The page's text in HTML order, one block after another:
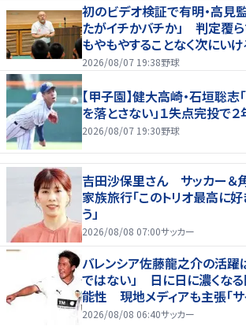
初のビデオ検証で有明・高見
たがイチかバチか」 判定覆ら
もやもやすることなく次にいけ
2026/08/07 19:38野球
【甲子園】健大高崎・石垣聡志
を落とさない」１失点完投で
2026/08/07 19:30野球
吉田沙保里さん サッカー＆
家族旅行「このトリオ最高に好
う」
2026/08/08 07:00サッカー
バレンシア佐藤龍之介の活躍
ではない」 日に日に濃くな
能性 現地メディアも主張「
肢を提供する」
2026/08/08 06:40サッカー